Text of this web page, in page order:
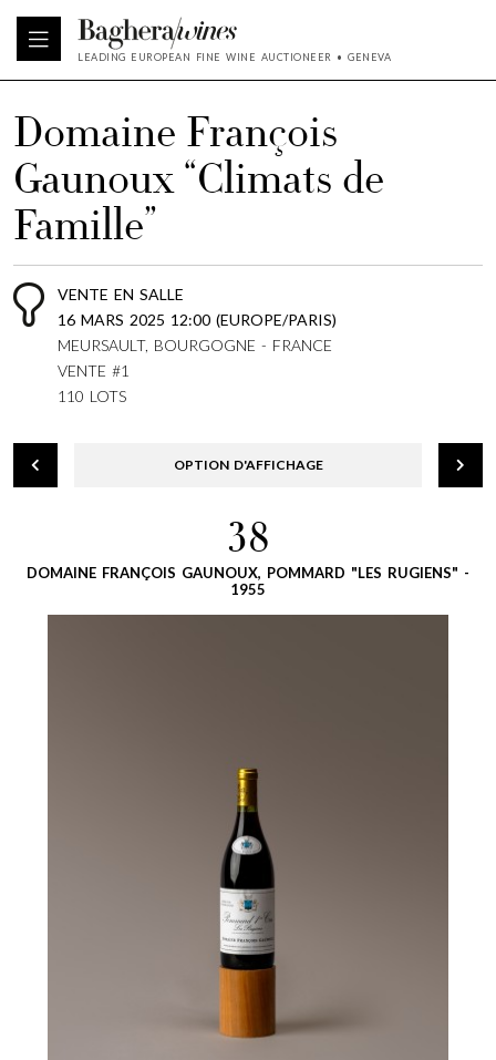
LEADING EUROPEAN FINE WINE AUCTIONEER • GENEVA
Domaine François
Gaunoux “Climats de
Famille”
VENTE EN SALLE
16 MARS 2025 12:00 (EUROPE/PARIS)
MEURSAULT, BOURGOGNE - FRANCE
VENTE #1
110 LOTS
OPTION D'AFFICHAGE
38
DOMAINE FRANÇOIS GAUNOUX, POMMARD "LES RUGIENS" -
1955